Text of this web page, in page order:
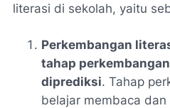
literasi di sekolah, yaitu
Perkembangan
tahap
diprediksi. Tahap
belajar membaca